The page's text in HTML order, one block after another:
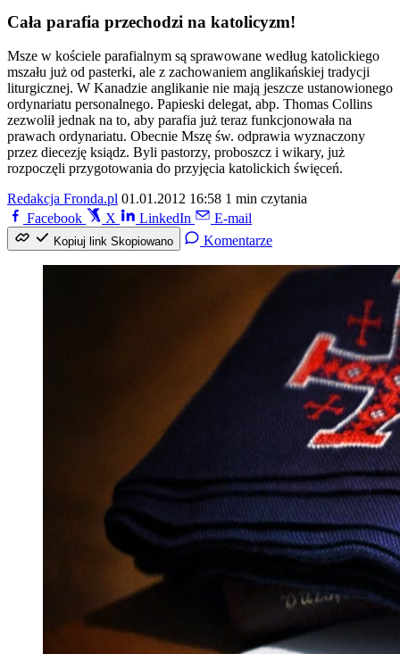
Cała parafia przechodzi na katolicyzm!
Msze w kościele parafialnym są sprawowane według katolickiego
mszału już od pasterki, ale z zachowaniem anglikańskiej tradycji
liturgicznej. W Kanadzie anglikanie nie mają jeszcze ustanowionego
ordynariatu personalnego. Papieski delegat, abp. Thomas Collins
zezwolił jednak na to, aby parafia już teraz funkcjonowała na
prawach ordynariatu. Obecnie Mszę św. odprawia wyznaczony
przez diecezję ksiądz. Byli pastorzy, proboszcz i wikary, już
rozpoczęli przygotowania do przyjęcia katolickich święceń.
Redakcja Fronda.pl 01.01.2012 16:58 1 min czytania
Facebook
X LinkedIn E-mail
Kopiuj link Skopiowano Komentarze